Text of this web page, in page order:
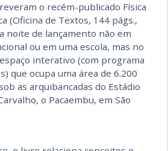
o recém-publicado Física
(Oficina de Textos, 144 págs.,
noite de lançamento não em
ou em uma escola, mas no
interativo (com programa
que ocupa uma área de 6.200
as arquibancadas do Estádio
o Pacaembu, em São